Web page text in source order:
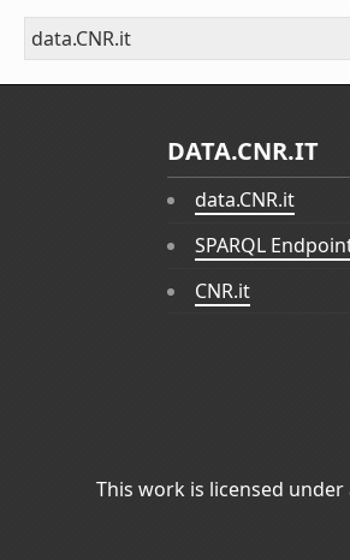
data.CNR.it
DATA.CNR.IT
data.CNR.it
SPARQL
CNR.it
This work is licensed under